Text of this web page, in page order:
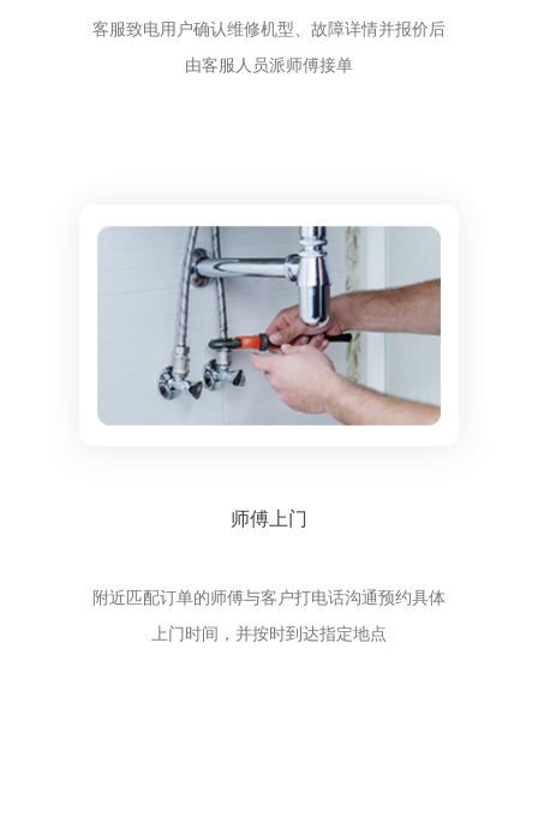
客服致电用户确认维修机型、故障详情并报价后
由客服人员派师傅接单
师傅上门
附近匹配订单的师傅与客户打电话沟通预约具体
上门时间，并按时到达指定地点